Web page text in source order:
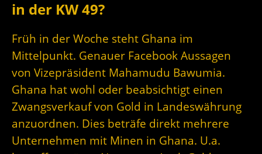
in der KW 49?
Früh in der Woche steht Ghana im
Mittelpunkt. Genauer Facebook Aussagen
von Vizepräsident Mahamudu Bawumia.
Ghana hat wohl oder beabsichtigt einen
Zwangsverkauf von Gold in Landeswährung
anzuordnen. Dies beträfe direkt mehrere
Unternehmen mit Minen in Ghana. U.a.